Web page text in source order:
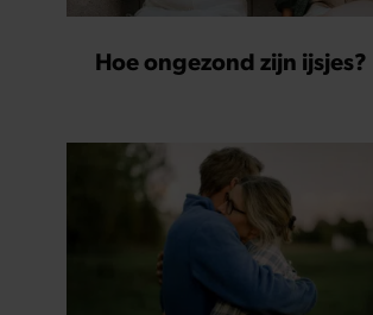
Hoe ongezond zijn ijsjes?